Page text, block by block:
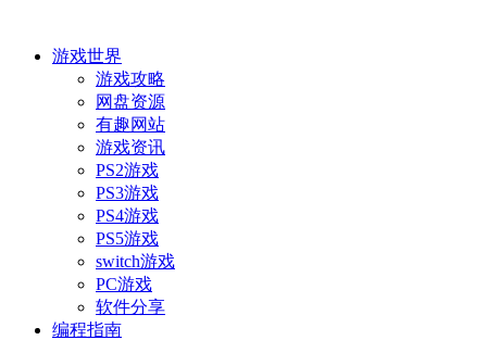
游戏世界
游戏攻略
网盘资源
有趣网站
游戏资讯
PS2游戏
PS3游戏
PS4游戏
PS5游戏
switch游戏
PC游戏
软件分享
编程指南